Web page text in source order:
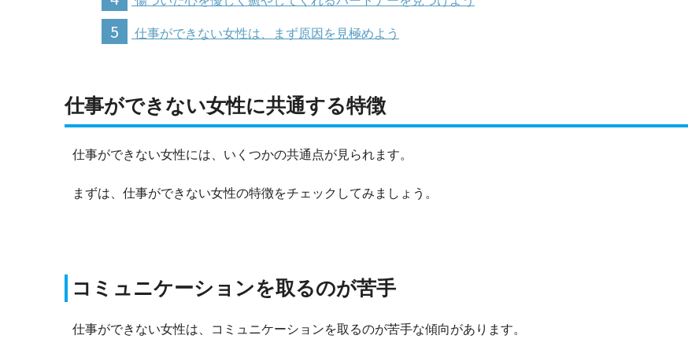
5 仕事ができない女性は、まず原因を見極めよう
仕事ができない女性に共通する特徴
仕事ができない女性には、いくつかの共通点が見られます。
まずは、仕事ができない女性の特徴をチェックしてみましょう。
コミュニケーションを取るのが苦手
仕事ができない女性は、コミュニケーションを取るのが苦手な傾向があります。